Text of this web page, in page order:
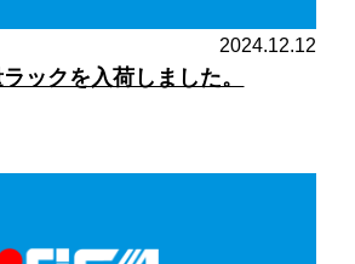
2024.12.12
ックを入荷しました。